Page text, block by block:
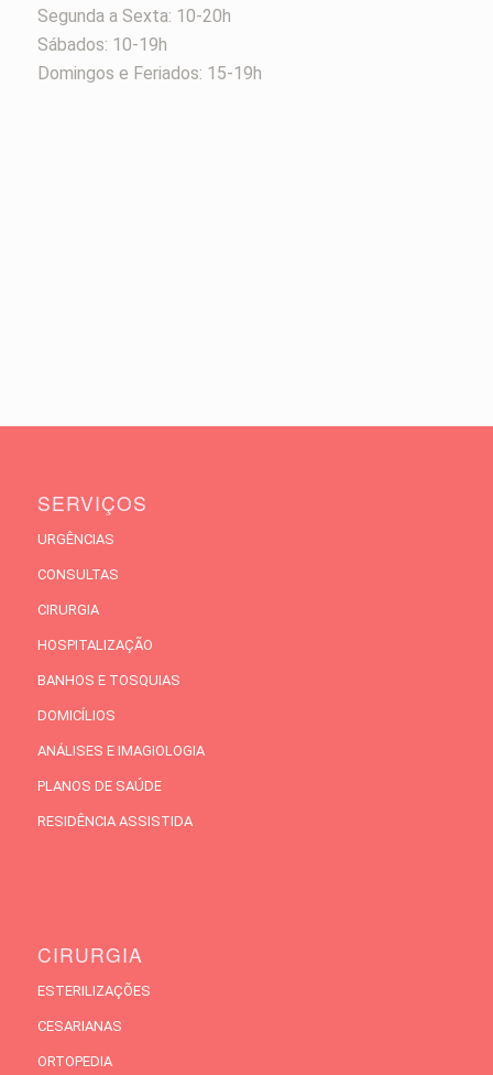
Segunda a Sexta: 10-20h
Sábados: 10-19h
Domingos e Feriados: 15-19h
SERVIÇOS
URGÊNCIAS
CONSULTAS
CIRURGIA
HOSPITALIZAÇÃO
BANHOS E TOSQUIAS
DOMICÍLIOS
ANÁLISES E IMAGIOLOGIA
PLANOS DE SAÚDE
RESIDÊNCIA ASSISTIDA
CIRURGIA
ESTERILIZAÇÕES
CESARIANAS
ORTOPEDIA